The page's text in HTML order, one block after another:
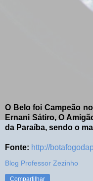
O Belo foi Campeão
Ernani Sátiro, O
da Paraíba, sendo o
Fonte: http://
Blog Professor Zezinho
Compartilhar